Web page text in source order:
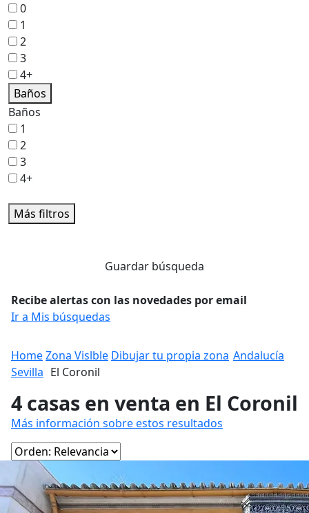
0
1
2
3
4+
Baños
Baños
1
2
3
4+
Más filtros
Guardar búsqueda
Recibe alertas con las novedades por email
Ir a Mis búsquedas
HomeZona Vislble Dibujar tu propia zona Andalucía
Sevilla El Coronil
4 casas en venta en El Coronil
Más información sobre estos resultados